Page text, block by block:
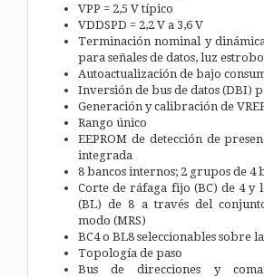
VPP = 2,5 V típico
VDDSPD = 2,2 V a 3,6 V
Terminación nominal y
para señales de datos, luz
Autoactualización de bajo
Inversión de bus de datos (DBI)
Generación y calibración de
Rango único
EEPROM de detección de
integrada
8 bancos internos; 2 grupos de 4
Corte de ráfaga fijo (BC) de 4 y
(BL) de 8 a través del
modo (MRS)
BC4 o BL8 seleccionables sobre
Topología de paso
Bus de direcciones y